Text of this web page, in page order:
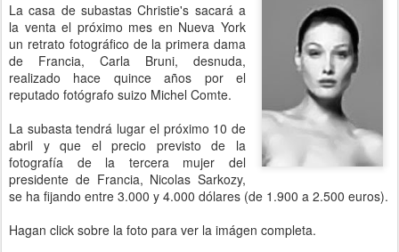
La casa de subastas Christie's sacará a
la venta el próximo mes en Nueva York
un retrato fotográfico de la primera dama
de Francia, Carla Bruni, desnuda,
realizado hace quince años por el
reputado fotógrafo suizo Michel Comte.
La subasta tendrá lugar el próximo 10 de
abril y que el precio previsto de la
fotografía de la tercera mujer del
presidente de Francia, Nicolas Sarkozy,
se ha fijando entre 3.000 y 4.000 dólares (de 1.900 a 2.500 euros).
Hagan click sobre la foto para ver la imágen completa.